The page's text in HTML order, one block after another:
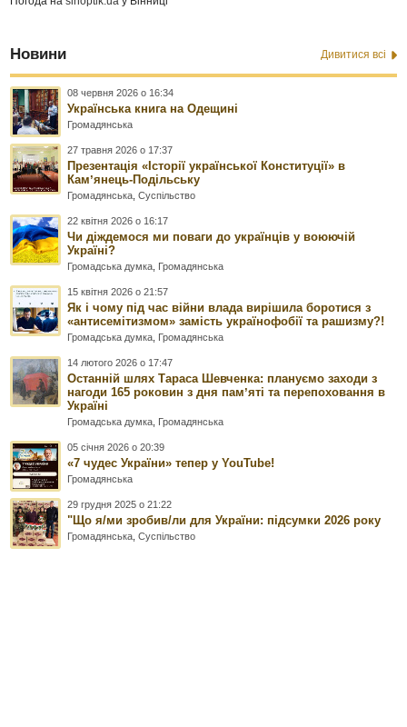
Новини Дивитися всі
08 червня 2026 о 16:34
Українська книга на Одещині
Громадянська
27 травня 2026 о 17:37
Презентація «Історії української Конституції» в
Камʼянець-Подільську
Громадянська ,Суспільство
22 квітня 2026 о 16:17
Чи діждемося ми поваги до українців у воюючій
Україні?
Громадська думка Громадянська
15 квітня 2026 о 21:57
Як і чому під час війни влада вирішила боротися з
«антисемітизмом» замість українофобії та рашизму?!
Громадська думка Громадянська
14 лютого 2026 о 17:47
Останній шлях Тараса Шевченка: плануємо заходи з
нагоди 165 роковин з дня памʼяті та перепоховання в
Україні
Громадська думка Громадянська
05 січня 2026 о 20:39
«7 чудес України» тепер у YouTube!
Громадянська
29 грудня 2025 о 21:22
"Що я/ми зробив/ли для України: підсумки 2026 року
Громадянська ,Суспільство